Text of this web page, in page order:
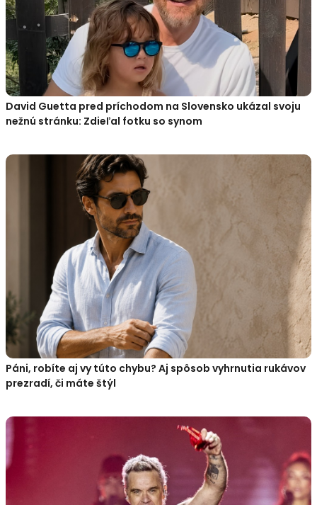
David Guetta pred príchodom na Slovensko ukázal svoju
nežnú stránku: Zdieľal fotku so synom
Páni, robíte aj vy túto chybu? Aj spôsob vyhrnutia rukávov
prezradí, či máte štýl